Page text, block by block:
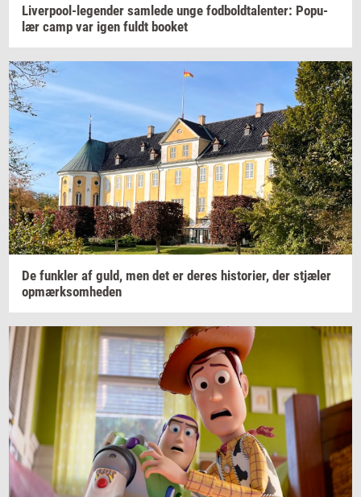
Liverpool-​legender sam­le­de unge fod­bold­ta­len­ter: Po­pu­
lær camp var igen fuldt boo­k­et
De funk­ler af guld, men det er deres hi­sto­ri­er, der stjæ­ler
op­mærk­som­he­den